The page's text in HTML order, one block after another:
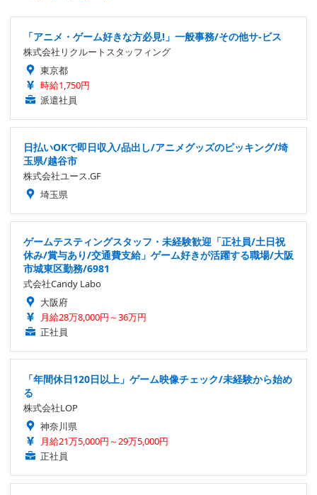
「アニメ・ゲーム好きな方必見!」一般事務/その他サ-ビス
株式会社リクルートスタッフィング
東京都
時給1,750円
派遣社員
日払いOKで即日収入/品出し/アニメグッズのピッキング/埼
玉県/越谷市
株式会社ユース.GF
埼玉県
ゲームテスティングスタッフ・未経験歓迎「正社員/土日祝
休み/賞与あり/交通費支給」ゲーム好きが活躍する職場/大阪
市城東区勤務/6981
式会社Candy Labo
大阪府
月給28万8,000円～36万円
正社員
「年間休日120日以上」ゲーム映像チェック/未経験から始め
る
株式会社LOP
神奈川県
月給21万5,000円～29万5,000円
正社員